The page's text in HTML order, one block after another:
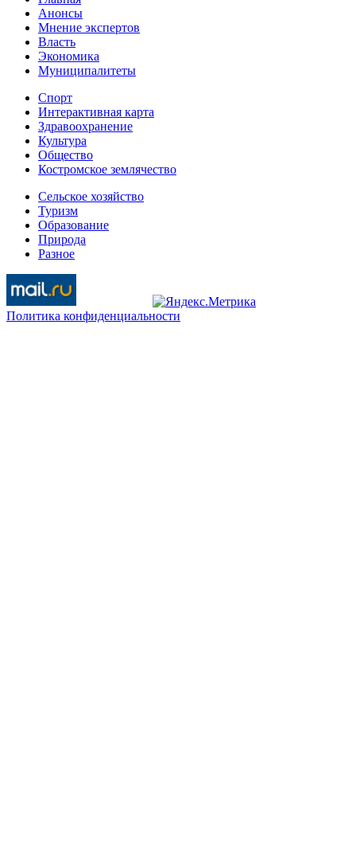
Анонсы
Мнение экспертов
Власть
Экономика
Муниципалитеты
Спорт
Интерактивная карта
Здравоохранение
Культура
Общество
Костромское землячество
Сельское хозяйство
Туризм
Образование
Природа
Разное
Политика конфиденциальности